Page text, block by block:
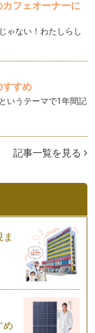
リエの岩本 香
エの岩本 香で
エの岩本 香で
香です。 一
香です。金木犀
本 香です。
カフェオーナーに
ゃない！わたしらし
すすめ
いうテーマで1年間記
記事一覧を見る
め